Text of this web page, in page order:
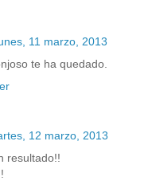
11 marzo, 2013
te ha quedado.
12 marzo, 2013
resultado!!